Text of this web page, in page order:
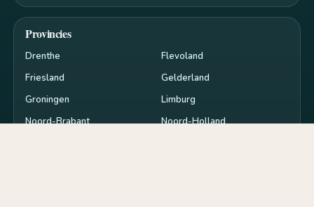
Provincies
Drenthe
Flevoland
Friesland
Gelderland
Groningen
Limburg
Noord-Brabant
Noord-Holland